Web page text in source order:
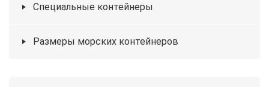
Специальные контейнеры
Размеры морских контейнеров